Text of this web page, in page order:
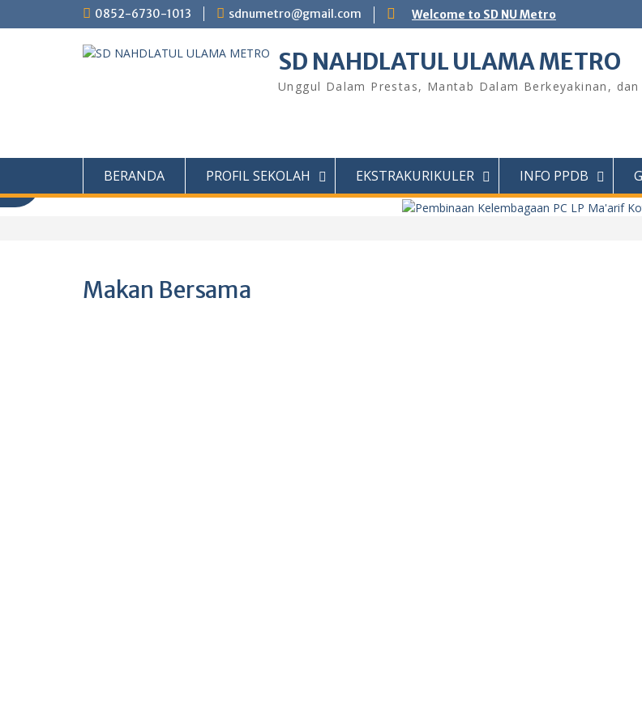
to
0852-6730-1013 sdnumetro@gmail.com Welcome to SD NU Metro
SD NAHDLATUL ULAMA METRO
Unggul Dalam Prestas, Mantab Dalam Berkeyakinan,
BERANDA PROFIL SEKOLAH EKSTRAKURIKULER INFO PPDB
Makan Bersama